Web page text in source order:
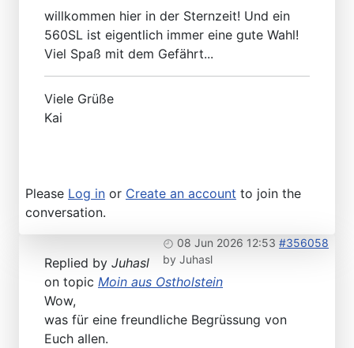
willkommen hier in der Sternzeit! Und ein
560SL ist eigentlich immer eine gute Wahl!
Viel Spaß mit dem Gefährt...
Viele Grüße
Kai
Please Log in or Create an account to join the
conversation.
08 Jun 2026 12:53 #356058
by Juhasl
Replied by Juhasl
on topic Moin aus Ostholstein
Wow,
was für eine freundliche Begrüssung von
Euch allen.